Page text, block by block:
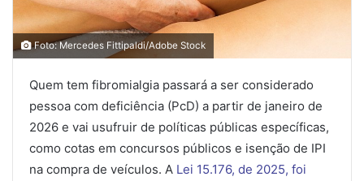
Foto: Mercedes Fittipaldi/Adobe Stock
Quem tem fibromialgia passará a ser considerado
pessoa com deficiência (PcD) a partir de janeiro de
2026 e vai usufruir de políticas públicas específicas,
como cotas em concursos públicos e isenção de IPI
na compra de veículos. A Lei 15.176, de 2025, foi